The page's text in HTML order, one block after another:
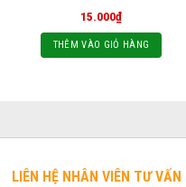
15.000₫
THÊM VÀO GIỎ HÀNG
LIÊN HỆ NHÂN VIÊN TƯ